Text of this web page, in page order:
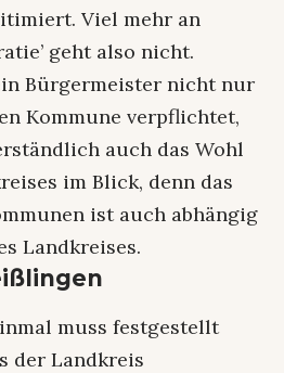
Viel mehr an
geht also nicht.
Bürgermeister nicht nur
Kommune verpflichtet,
auch das Wohl
im Blick, denn das
ist auch abhängig
Landkreises.
muss festgestellt
der Landkreis